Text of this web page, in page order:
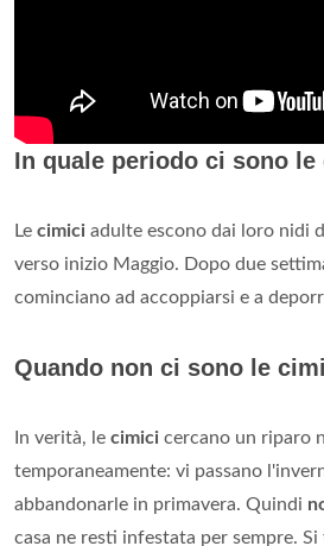
In quale periodo ci sono
Le cimici adulte escono dai loro nidi
verso inizio Maggio. Dopo due
cominciano ad accoppiarsi e a
Quando non ci sono le
In verità, le cimici cercano un riparo
temporaneamente: vi passano
abbandonarle in primavera. Quindi
casa ne resti infestata per sempre.